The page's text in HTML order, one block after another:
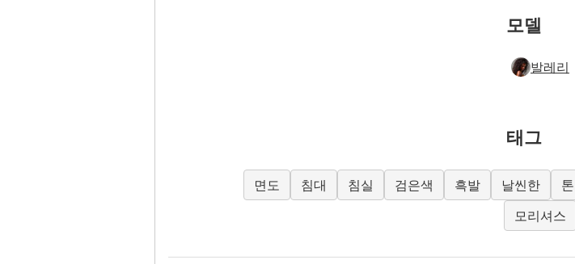
모델
발레리
태그
면도 침대 침실 검은색 흑발 날씬한 톤
모리셔스